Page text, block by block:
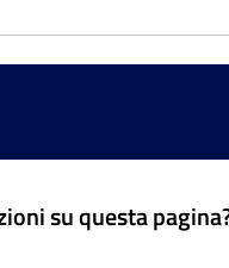
su questa